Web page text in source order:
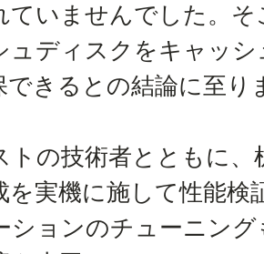
ていませんでした。
ュディスクをキャッ
できるとの結論に至り
トの技術者とともに、
を実機に施して性能
ションのチューニン